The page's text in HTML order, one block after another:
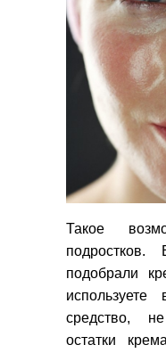
Такое
подобрали
используете
средство,
остатки